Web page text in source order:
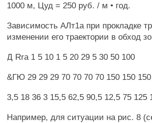
1000 м, Цуд = 250 руб. / м • год.
Зависимость АЛт1а при прокладке
изменении его траектории в обход
Д Rra 1 5 10 1 5 20 29 5 30 50 100
&ГЮ 29 29 29 70 70 70 70 150 150
3,5 18 36 3 15,5 62,5 90,5 12,5 75 125
Например, для ситуации на рис. 8